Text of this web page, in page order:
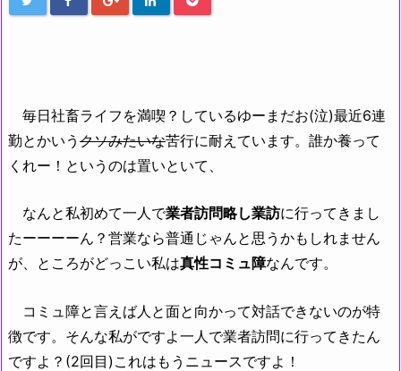
毎日社畜ライフを満喫？しているゆーまだお(泣)最近6連
勤とかいう クソみたいな苦行に耐えています。誰か養って
くれー！というのは置いといて、
なんと私初めて一人で業者訪問略し業訪に行ってきまし
たーーーーん？営業なら普通じゃんと思うかもしれません
が、ところがどっこい私は真性コミュ障なんです。
コミュ障と言えば人と面と向かって対話できないのが特
徴です。そんな私がですよ一人で業者訪問に行ってきたん
ですよ？(2回目)これはもうニュースですよ！